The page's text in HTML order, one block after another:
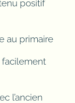
positif
au primaire
facilement
l’ancien